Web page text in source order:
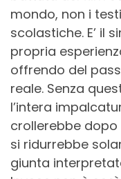
mondo, non i
scolastiche. E’ il
propria
offrendo del
reale. Senza
l’intera
crollerebbe
si ridurrebbe
giunta